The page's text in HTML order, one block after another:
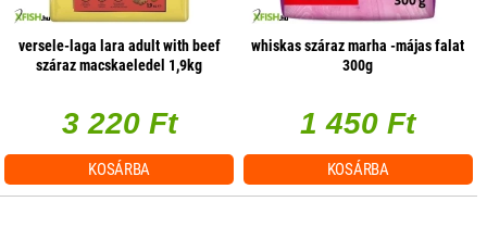
versele-laga lara adult with beef
száraz macskaeledel 1,9kg
3 220 Ft
KOSÁRBA
whiskas száraz marha -májas falat
300g
1 450 Ft
KOSÁRBA